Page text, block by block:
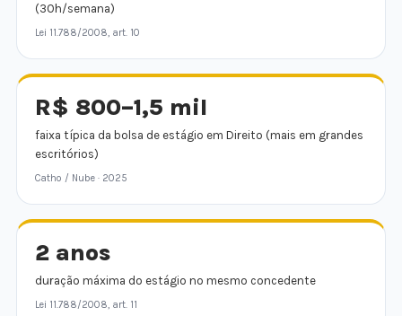
(30h/semana)
Lei 11.788/2008, art. 10
R$ 800–1,5 mil
faixa típica da bolsa de estágio em Direito (mais em grandes
escritórios)
Catho / Nube · 2025
2 anos
duração máxima do estágio no mesmo concedente
Lei 11.788/2008, art. 11